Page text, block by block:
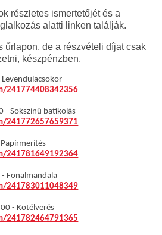
részletes ismertetőjét és a
alatti linken találják.
űrlapon, de a részvételi díjat csak
készpénzben.
241774408342356
- Sokszínű batikolás
241772657659371
241781649192364
Fonalmandala
241783011048349
- Kötélverés
241782464791365